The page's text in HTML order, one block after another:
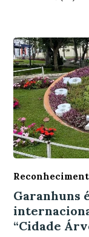
Garanhuns
“Cidade